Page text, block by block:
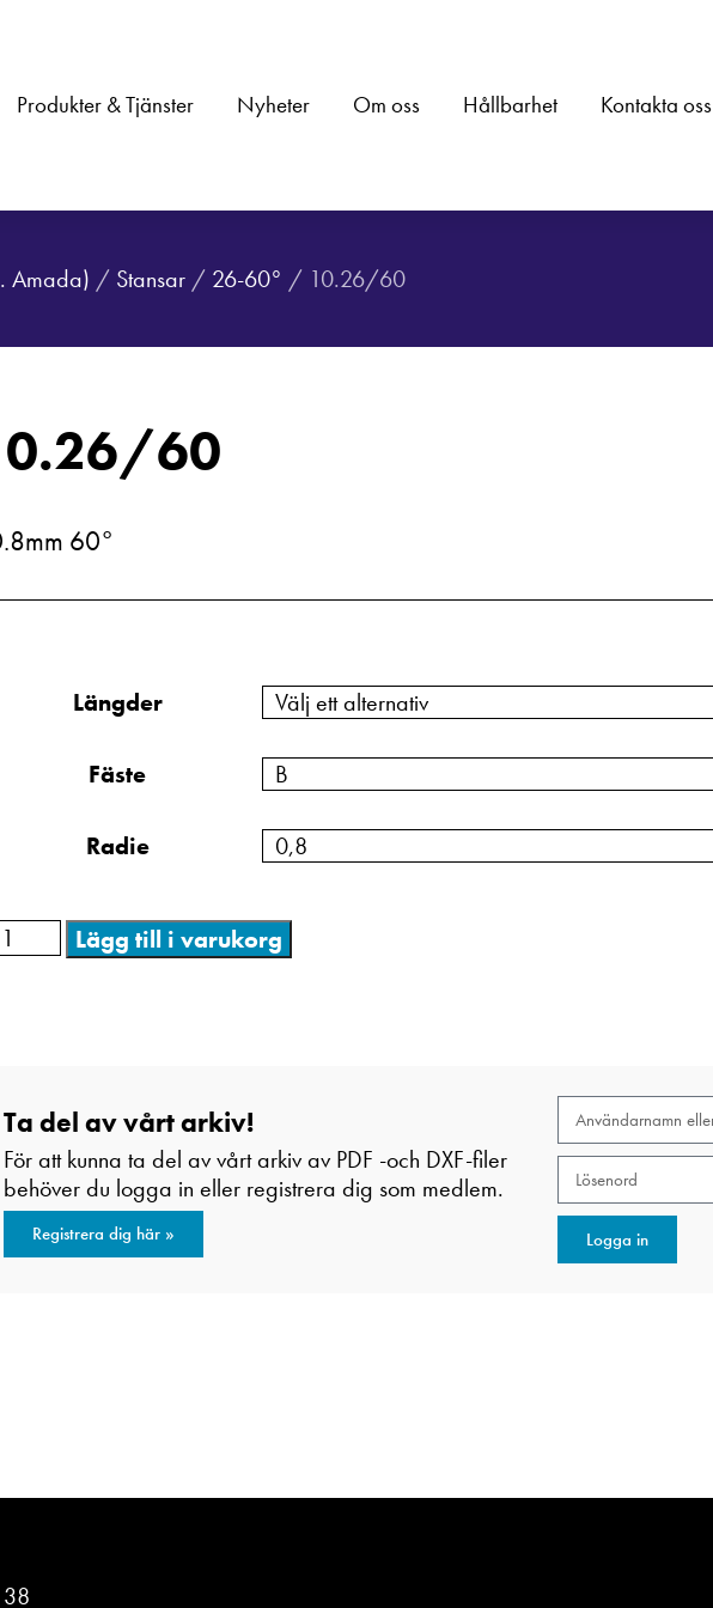
Produkter & Tjänster Nyheter Om oss Hållbarhet Kontakta oss
Amada) / Stansar / 26-60° / 10.26/60
60
60°
Längder
Fäste
Radie
Lägg till i varukorg
Ta del av vårt arkiv!
För att kunna ta del av vårt arkiv av PDF -och DXF-filer
behöver du logga in eller registrera dig som medlem.
Registrera dig här » Logga in